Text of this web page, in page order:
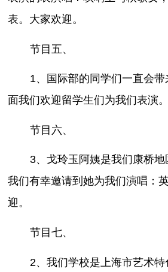
表。大家欢迎。
节目五、
1、国际部的同学们一直会
面我们欢迎留学生们为我们表演。
节目六、
3、戈玲玉阿姨是我们康桥
我们有幸邀请到她为我们演唱：
迎。
节目七、
2、我们学校是上海市艺术